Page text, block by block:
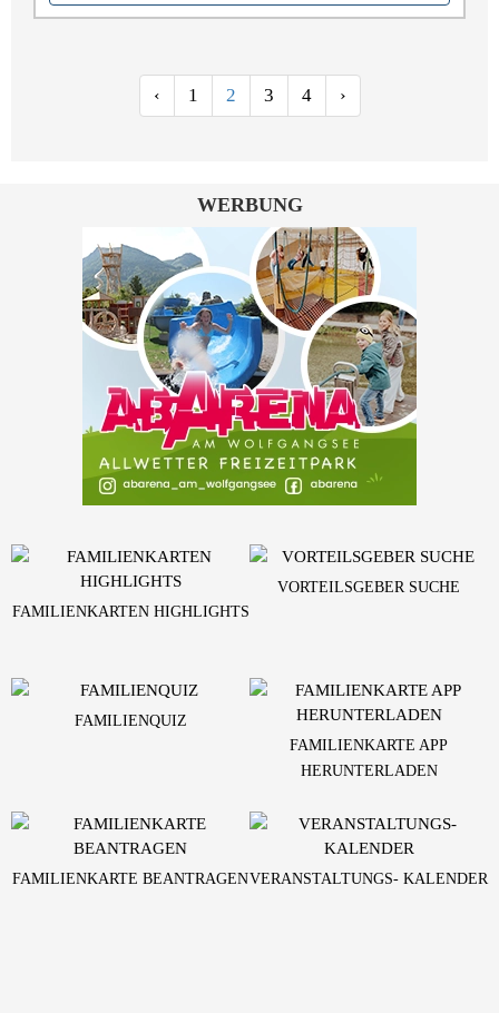
‹ 1 2 3 4 ›
WERBUNG
FAMILIENKARTEN HIGHLIGHTS
VORTEILSGEBER SUCHE
FAMILIENQUIZ
FAMILIENKARTE APP
HERUNTERLADEN
FAMILIENKARTE BEANTRAGENVERANSTALTUNGS- KALENDER